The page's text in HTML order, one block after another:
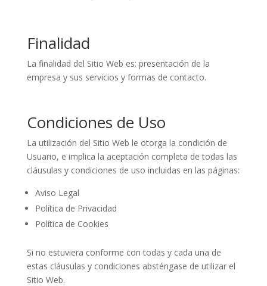
Finalidad
La finalidad del Sitio Web es: presentación de la
empresa y sus servicios y formas de contacto.
Condiciones de Uso
La utilización del Sitio Web le otorga la condición de
Usuario, e implica la aceptación completa de todas las
cláusulas y condiciones de uso incluidas en las páginas:
Aviso Legal
Política de Privacidad
Política de Cookies
Si no estuviera conforme con todas y cada una de
estas cláusulas y condiciones absténgase de utilizar el
Sitio Web.